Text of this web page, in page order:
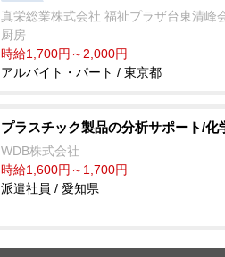
真栄総業株式会社 福祉プラザ台東清峰
厨房
時給1,700円～2,000円
アルバイト・パート / 東京都
プラスチック製品の分析サポート/化
WDB株式会社
時給1,600円～1,700円
派遣社員 / 愛知県